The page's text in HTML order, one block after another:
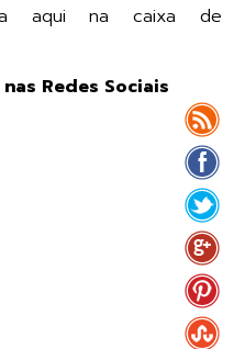
aqui na caixa de
Redes Sociais